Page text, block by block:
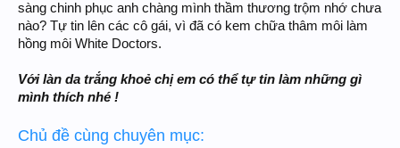
sàng chinh phục anh chàng mình thầm thương trộm nhớ chưa
nào? Tự tin lên các cô gái, vì đã có kem chữa thâm môi làm
hồng môi White Doctors.
Với làn da trắng khoẻ chị em có thể tự tin làm những gì
mình thích nhé !
Chủ đề cùng chuyên mục: